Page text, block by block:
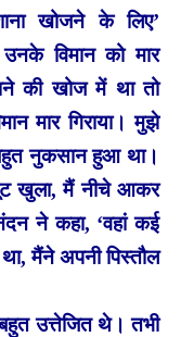
खोजने के लिए’
विमान को मार
की खोज में था तो
मार गिराया। मुझे
बहुत नुकसान हुआ था।
खुला, मैं नीचे आकर
ने कहा, ‘वहां कई
मैंने अपनी पिस्तौल
बहुत उत्तेजित थे। तभी